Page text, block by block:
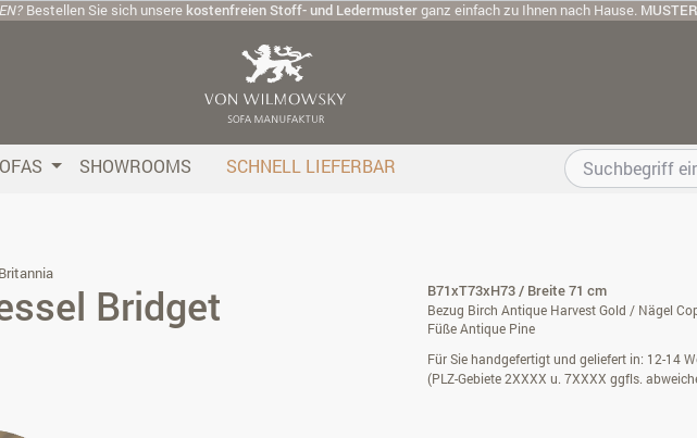
Bestellen Sie sich unsere kostenfreien Stoff- und Ledermusterganz einfach zu Ihnen nach Hause.
SHOWROOMS SCHNELL LIEFERBAR
Bridget B71xT73xH73 / Breite 71 cm
Bezug Birch Antique Harvest Gold / Nägel
Füße Antique Pine
Für Sie handgefertigt und geliefert in: 12-14
(PLZ-Gebiete 2XXXX u. 7XXXX ggfls.